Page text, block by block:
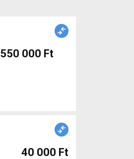
550 000 Ft
40 000 Ft